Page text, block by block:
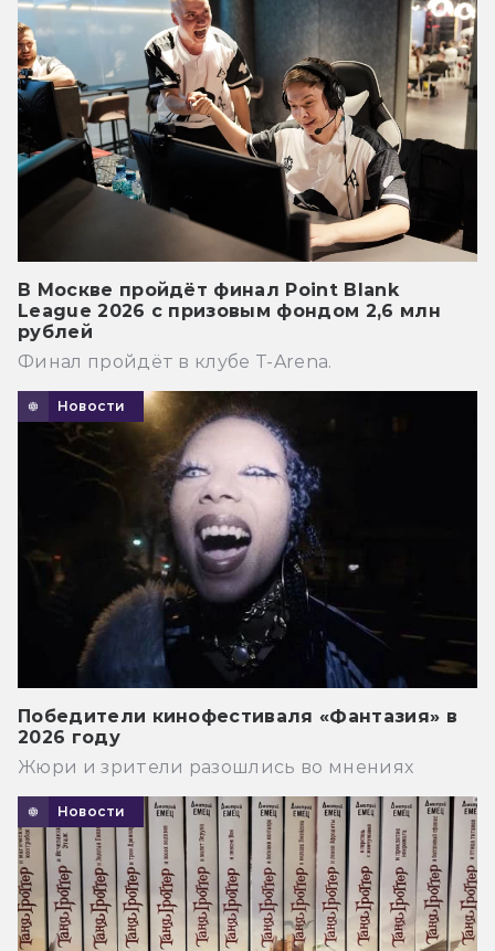
В Москве пройдёт финал Point Blank
League 2026 с призовым фондом 2,6 млн
рублей
Финал пройдёт в клубе T-Arena.
Новости
Победители кинофестиваля «Фантазия» в
2026 году
Жюри и зрители разошлись во мнениях
Новости